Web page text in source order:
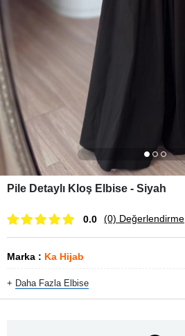
Pile Detaylı Kloş Elbise - Siyah
0.0 (0) Değerlendirme
Marka : Ka Hijab
+ Daha Fazla Elbise